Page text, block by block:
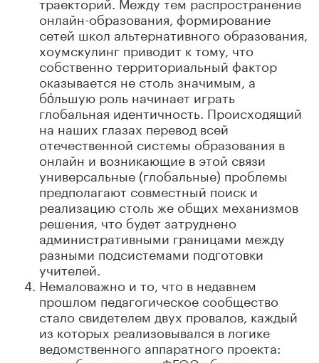
онлайн-образования, формирование
сетей школ альтернативного образования,
хоумскулинг приводит к тому, что
собственно территориальный фактор
оказывается не столь значимым, а
бόльшую роль начинает играть
глобальная идентичность. Происходящий
на наших глазах перевод всей
отечественной системы образования в
онлайн и возникающие в этой связи
универсальные (глобальные) проблемы
предполагают совместный поиск и
реализацию столь же общих механизмов
решения, что будет затруднено
административными границами между
разными подсистемами подготовки
учителей.
Немаловажно и то, что в недавнем
прошлом педагогическое сообщество
стало свидетелем двух провалов, каждый
из которых реализовывался в логике
ведомственного аппаратного проекта: